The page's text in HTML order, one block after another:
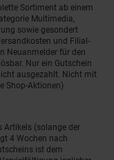
Sortiment ab einem
Multimedia,
sowie gesondert
und Filial-
Neuanmelder für den
Nur ein Gutschein
ausgezahlt. Nicht mit
Shop-Aktionen)
Artikels (solange der
4 Wochen nach
ist dem